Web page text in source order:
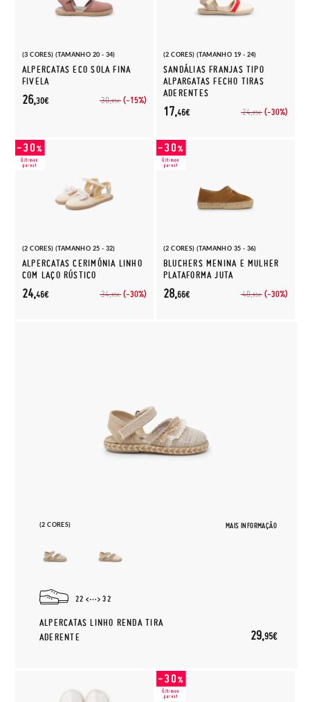
(3 CORES) (TAMANHO 20 - 34)
ALPERCATAS ECO SOLA FINA
FIVELA
30,95€ (-15%)
26,30€
(2 CORES) (TAMANHO 19 - 24)
SANDÁLIAS FRANJAS TIPO
ALPARGATAS FECHO TIRAS
ADERENTES
24,95€ (-30%)
17,46€
(2 CORES) (TAMANHO 25 - 32)
ALPERCATAS CERIMÓNIA LINHO
COM LAÇO RÚSTICO
34,95€ (-30%)
24,46€
(2 CORES) (TAMANHO 35 - 36)
BLUCHERS MENINA E MULHER
PLATAFORMA JUTA
40,95€ (-30%)
28,66€
(2 CORES) MAIS INFORMAÇÃO
22 32
ALPERCATAS LINHO RENDA TIRA
ADERENTE
29,95€